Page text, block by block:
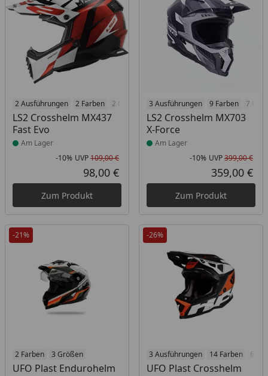
2 Ausführungen 2 Farben 2 Größen
LS2 Crosshelm MX437
Fast Evo
Produkt am Lager
Am Lager
Rabatt in Prozent
-10%
Ursprünglicher Preis
UVP109,00 €
Aktueller Preis
98,00 €
Zum Produkt
3 Ausführungen 9 Farben 7
LS2 Crosshelm MX703
X-Force
Produkt am Lager
Am Lager
-10% UVP399,00 €
359,00 €
Zum Produkt
-21%
2 Farben 3 Größen
UFO Plast Endurohelm
Produkt am Lager
-26%
3 Ausführungen 14 Farben 6
UFO Plast Crosshelm
Produkt am Lager